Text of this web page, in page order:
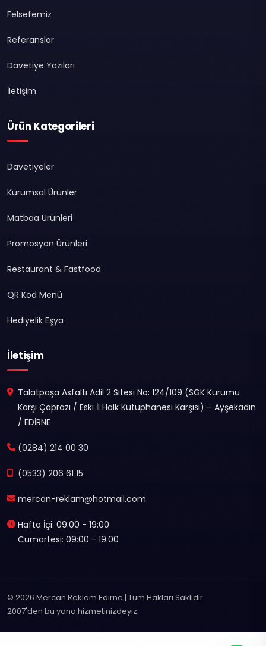
Felsefemiz
Referanslar
Davetiye Yazıları
İletişim
Ürün Kategorileri
Davetiyeler
Kurumsal Ürünler
Matbaa Ürünleri
Promosyon Ürünleri
Restaurant & Fastfood
QR Kod Menü
Hediyelik Eşya
İletişim
Talatpaşa Asfaltı Adil 2 Sitesi No: 124/109 (SGK Kurumu
Karşı Çaprazı / Eski İl Halk Kütüphanesi Karşısı) – Ayşekadın
/ EDİRNE
(0284) 214 00 30
(0533) 206 61 15
mercan-reklam@hotmail.com
Hafta İçi: 09:00 - 19:00
Cumartesi: 09:00 - 19:00
© 2026 Mercan Reklam Edirne | Tüm Hakları Saklıdır.
2007'den bu yana hizmetinizdeyiz.